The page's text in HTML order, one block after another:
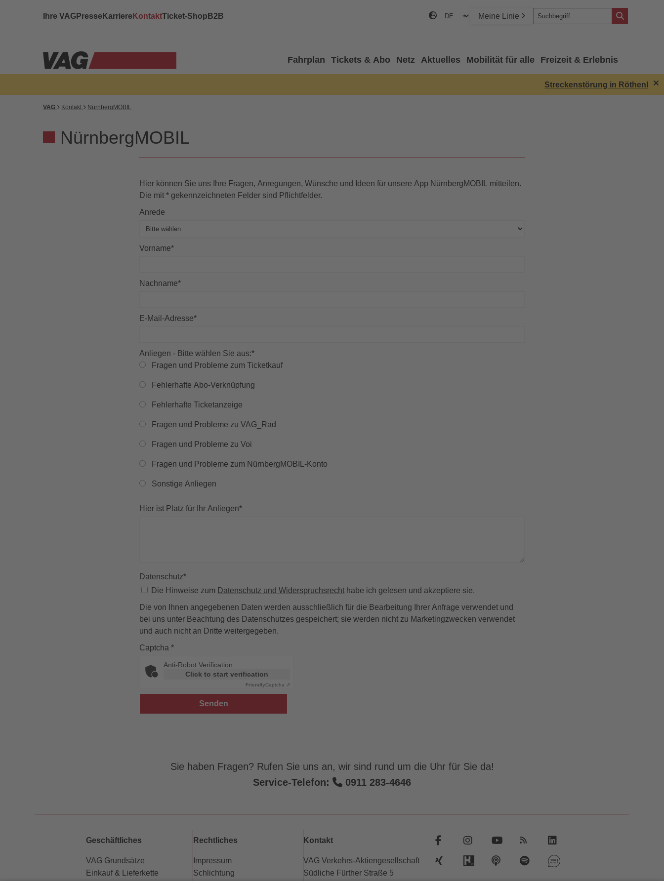
Ihre VAGPresse Karriere KontaktTicket-Shop B2B Meine Linie
Fahrplan Tickets & Abo Netz Aktuelles Mobilität für alle Freizeit & Erlebnis
Streckenstörung in
VAG Kontakt NürnbergMOBIL
NürnbergMOBIL
Hier können Sie uns Ihre Fragen, Anregungen, Wünsche und Ideen für unsere App NürnbergMOBIL mitteilen.
Die mit * gekennzeichneten Felder sind Pflichtfelder.
Anrede
Vorname*
Nachname*
E-Mail-Adresse*
Anliegen - Bitte wählen Sie aus:*
Fragen und Probleme zum Ticketkauf
Fehlerhafte Abo-Verknüpfung
Fehlerhafte Ticketanzeige
Fragen und Probleme zu VAG_Rad
Fragen und Probleme zu Voi
Fragen und Probleme zum NürnbergMOBIL-Konto
Sonstige Anliegen
Hier ist Platz für Ihr Anliegen*
Datenschutz*
Die Hinweise zum Datenschutz und Widerspruchsrecht habe ich gelesen und akzeptiere sie.
Die von Ihnen angegebenen Daten werden ausschließlich für die Bearbeitung Ihrer Anfrage verwendet und
bei uns unter Beachtung des Datenschutzes gespeichert; sie werden nicht zu Marketingzwecken verwendet
und auch nicht an Dritte weitergegeben.
Captcha*
Anti-Robot Verification
Click to start verification
FriendlyCaptcha ⇗
Sie haben Fragen? Rufen Sie uns an, wir sind rund um die Uhr für Sie da!
Service-Telefon:
0911 283-4646
Geschäftliches
VAG Grundsätze
Einkauf & Lieferkette
Rechtliches
Impressum
Schlichtung
Kontakt
VAG Verkehrs-Aktiengesellschaft
Südliche Fürther Straße 5